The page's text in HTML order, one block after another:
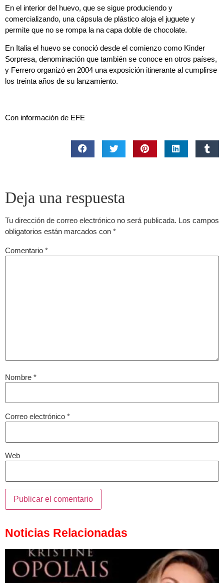
En el interior del huevo, que se sigue produciendo y
comercializando, una cápsula de plástico aloja el juguete y
permite que no se rompa la na capa doble de chocolate.
En Italia el huevo se conoció desde el comienzo como Kinder
Sorpresa, denominación que también se conoce en otros países,
y Ferrero organizó en 2004 una exposición itinerante al cumplirse
los treinta años de su lanzamiento.
Con información de EFE
Deja una respuesta
Tu dirección de correo electrónico no será publicada. Los campos
obligatorios están marcados con *
Comentario *
Nombre *
Correo electrónico *
Web
Noticias Relacionadas